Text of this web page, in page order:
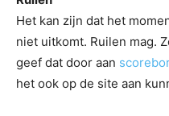
Het kan zijn dat het
niet uitkomt. Ruilen mag.
geef dat door aan
het ook op de site aan